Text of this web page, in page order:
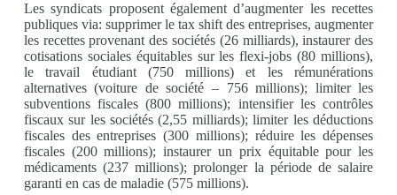
Les syndicats proposent également d’augmenter les recettes
publiques via: supprimer le tax shift des entreprises, augmenter
les recettes provenant des sociétés (26 milliards), instaurer des
cotisations sociales équitables sur les flexi-jobs (80 millions),
le travail étudiant (750 millions) et les rémunérations
alternatives (voiture de société – 756 millions); limiter les
subventions fiscales (800 millions); intensifier les contrôles
fiscaux sur les sociétés (2,55 milliards); limiter les déductions
fiscales des entreprises (300 millions); réduire les dépenses
fiscales (200 millions); instaurer un prix équitable pour les
médicaments (237 millions); prolonger la période de salaire
garanti en cas de maladie (575 millions).